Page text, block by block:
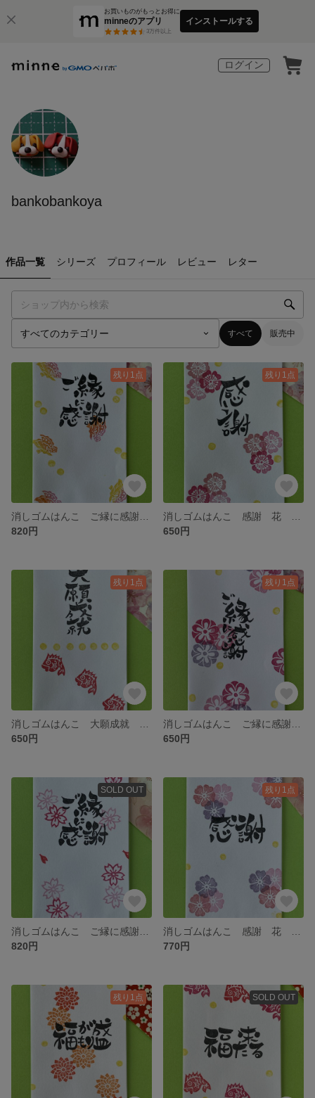
お買いものがもっとお得に
minneのアプリ
3万件以上
インストールする
ログイン
bankobankoya
作品一覧 シリーズ プロフィール レビュー レター
すべて 販売中
残り1点
820円
残り1点
650円
残り1点
650円
残り1点
650円
SOLD OUT
820円
残り1点
770円
残り1点 SOLD OUT